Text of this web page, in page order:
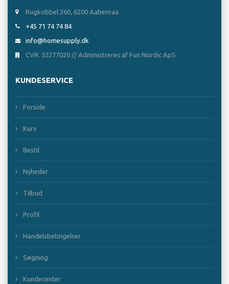
Rugkobbel 260, 6200 Aabenraa
+45 71 74 74 84
info@homesupply.dk
CVR. 32277020 // Administreres af Fun Nordic ApS
KUNDESERVICE
Forside
Kurv
Bestil
Nyheder
Tilbud
Profil
Handelsbetingelser
Søgning
Kundecenter